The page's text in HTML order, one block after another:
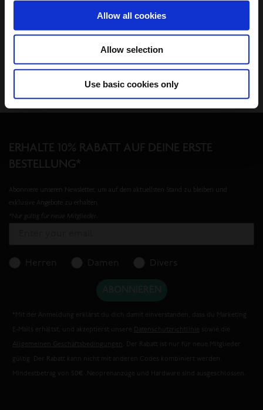
Allow all cookies
Allow selection
Use basic cookies only
ERHALTE 10% RABATT AUF DEINE ERSTE
BESTELLUNG*
Abonniere unseren Newsletter, um auf dem aktuellsten Stand zu bleiben und
exklusive Angebote zu erhalten.
*Nur gültig für neue Mitglieder.
Herren Damen Divers
*Mit der Anmeldung erklärst du dich damit einverstanden, dass du Marketing
E-Mails erhältst, und akzeptierst unsere Datenschutzrichtlinie sowie die
Allgemeinen Geschäftsbedingungen . Der Rabatt ist nur für neue Mitglieder
gültig. Der Rabatt kann nicht mit anderen Codes kombiniert werden.
Mindestbetrag von 50€ .Neoprenanzüge und Hardware sind ausgeschlossen.